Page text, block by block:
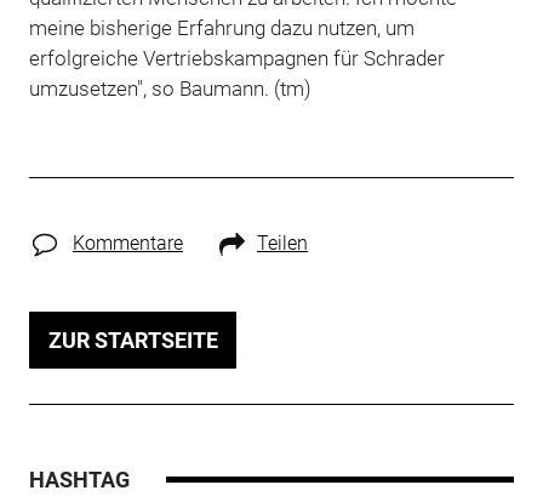
meine bisherige Erfahrung dazu nutzen, um
erfolgreiche Vertriebskampagnen für Schrader
umzusetzen", so Baumann. (tm)
Kommentare Teilen
ZUR STARTSEITE
HASHTAG